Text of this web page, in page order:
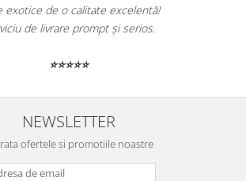
exotice de o calitate excelentă!
de livrare prompt și serios.
⭐⭐⭐⭐⭐
NEWSLETTER
ofertele si promotiile noastre